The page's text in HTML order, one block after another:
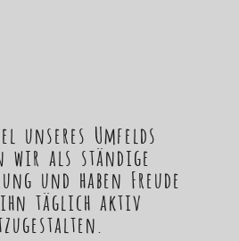
unseres Umfelds
wir als ständige
und haben Freude
täglich aktiv